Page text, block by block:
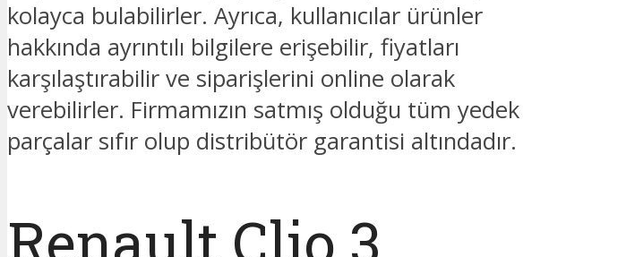
kolayca bulabilirler. Ayrıca, kullanıcılar ürünler
hakkında ayrıntılı bilgilere erişebilir, fiyatları
karşılaştırabilir ve siparişlerini online olarak
verebilirler. Firmamızın satmış olduğu tüm yedek
parçalar sıfır olup distribütör garantisi altındadır.